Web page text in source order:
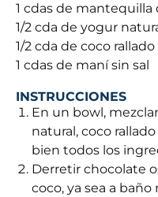
1 cdas de mantequilla
1/2 cda de yogur
1/2 cda de coco rallado
1 cdas de maní sin sal
INSTRUCCIONES
En un bowl,
natural, coco
bien todos los
Derretir chocolate
coco, ya sea a